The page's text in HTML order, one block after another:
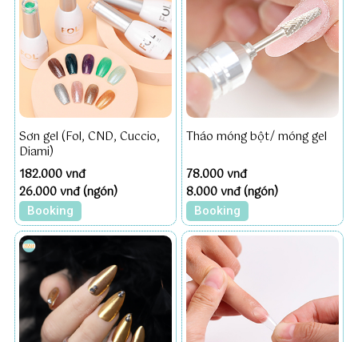
Sơn gel (Fol, CND, Cuccio,
Diami)
182.000 vnđ
26.000 vnđ (ngón)
Booking
Tháo móng bột/ móng gel
78.000 vnđ
8.000 vnđ (ngón)
Booking